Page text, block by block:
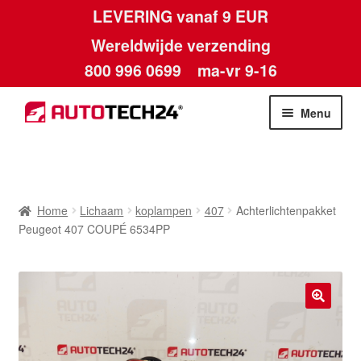
LEVERING vanaf 9 EUR
Wereldwijde verzending
800 996 0699 ma-vr 9-16
Ga
door
Ga
naar
Menu
Home Lichaam koplampen 407
Achterlichtenpakket
Peugeot 407 COUPÉ 6534PP